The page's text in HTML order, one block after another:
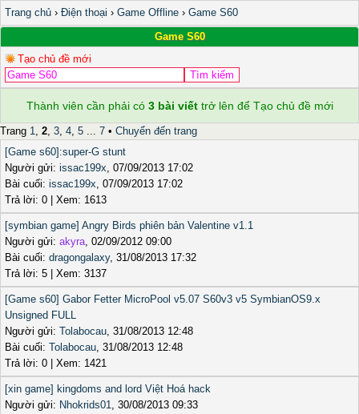
Trang chủ › Điện thoại › Game Offline › Game S60
Game S60
Tạo chủ đề mới
Thành viên cần phải có 3 bài viếttrở lên để Tạo chủ đề mới
Trang 1, 2, 3, 4, 5 ... 7 • Chuyển đến trang
[Game s60]:super-G stunt
Người gửi: issac199x, 07/09/2013 17:02
Bài cuối: issac199x, 07/09/2013 17:02
Trả lời: 0 | Xem: 1613
[symbian game] Angry Birds phiên bản Valentine v1.1
Người gửi: akyra, 02/09/2012 09:00
Bài cuối: dragongalaxy, 31/08/2013 17:32
Trả lời: 5 | Xem: 3137
[Game s60] Gabor Fetter MicroPool v5.07 S60v3 v5 SymbianOS9.x
Unsigned FULL
Người gửi: Tolabocau, 31/08/2013 12:48
Bài cuối: Tolabocau, 31/08/2013 12:48
Trả lời: 0 | Xem: 1421
[xin game] kingdoms and lord Việt Hoá hack
Người gửi: Nhokrids01, 30/08/2013 09:33